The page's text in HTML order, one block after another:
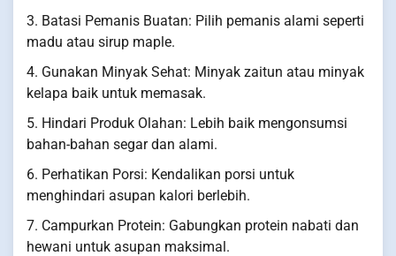
3. Batasi Pemanis Buatan: Pilih pemanis alami seperti
madu atau sirup maple.
4. Gunakan Minyak Sehat: Minyak zaitun atau minyak
kelapa baik untuk memasak.
5. Hindari Produk Olahan: Lebih baik mengonsumsi
bahan-bahan segar dan alami.
6. Perhatikan Porsi: Kendalikan porsi untuk
menghindari asupan kalori berlebih.
7. Campurkan Protein: Gabungkan protein nabati dan
hewani untuk asupan maksimal.